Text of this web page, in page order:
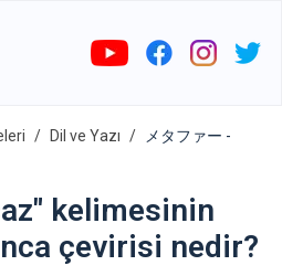
Dil ve Yazı
メタファー -
kelimesinin
çevirisi nedir?